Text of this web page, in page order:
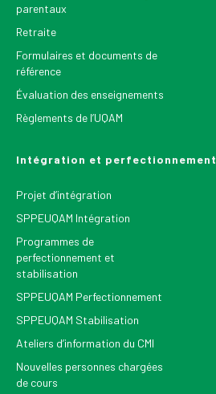
parentaux
Retraite
Formulaires et documents de
référence
Évaluation des enseignements
Règlements de l’UQAM
Intégration et perfectionnement
Projet d’intégration
SPPEUQAM Intégration
Programmes de
perfectionnement et
stabilisation
SPPEUQAM Perfectionnement
SPPEUQAM Stabilisation
Ateliers d’information du CMI
Nouvelles personnes chargées
de cours